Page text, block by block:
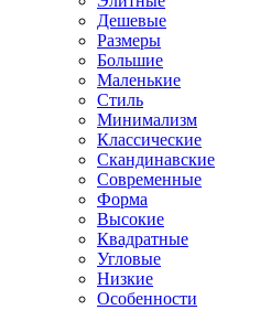
Дешевые
Размеры
Большие
Маленькие
Стиль
Минимализм
Классические
Скандинавские
Современные
Форма
Высокие
Квадратные
Угловые
Низкие
Особенности